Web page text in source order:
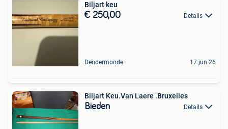
Biljart keu
€ 250,00 Details
Dendermonde 17 jun 26
Biljart Keu.Van Laere .Bruxelles
Bieden Details